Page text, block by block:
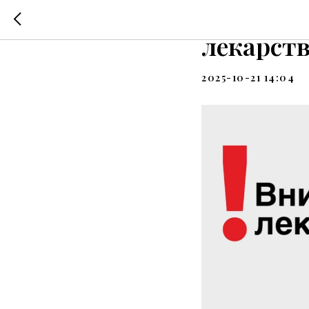
2025-10-21 14:04